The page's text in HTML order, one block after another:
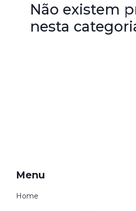
Não existem
nesta
Menu
Home